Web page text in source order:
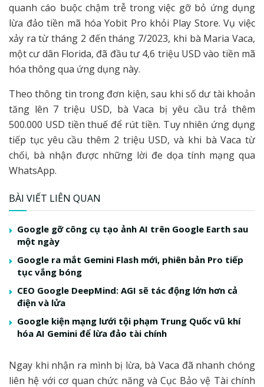
quanh cáo buộc chậm trễ trong việc gỡ bỏ ứng dụng
lừa đảo tiền mã hóa Yobit Pro khỏi Play Store. Vụ việc
xảy ra từ tháng 2 đến tháng 7/2023, khi bà Maria Vaca,
một cư dân Florida, đã đầu tư 4,6 triệu USD vào tiền mã
hóa thông qua ứng dụng này.
Theo thông tin trong đơn kiện, sau khi số dư tài khoản
tăng lên 7 triệu USD, bà Vaca bị yêu cầu trả thêm
500.000 USD tiền thuế để rút tiền. Tuy nhiên ứng dụng
tiếp tục yêu cầu thêm 2 triệu USD, và khi bà Vaca từ
chối, bà nhận được những lời đe dọa tính mạng qua
WhatsApp.
BÀI VIẾT LIÊN QUAN
Google gỡ công cụ tạo ảnh AI trên Google Earth sau
một ngày
Google ra mắt Gemini Flash mới, phiên bản Pro tiếp
tục vắng bóng
CEO Google DeepMind: AGI sẽ tác động lớn hơn cả
điện và lửa
Google kiện mạng lưới tội phạm Trung Quốc vũ khí
hóa AI Gemini để lừa đảo tài chính
Ngay khi nhận ra mình bị lừa, bà Vaca đã nhanh chóng
liên hệ với cơ quan chức năng và Cục Bảo vệ Tài chính